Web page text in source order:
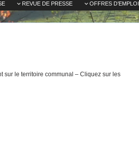
REVUE DE PRESSE OFFRES D’EMPLOI
sur le territoire communal – Cliquez sur les